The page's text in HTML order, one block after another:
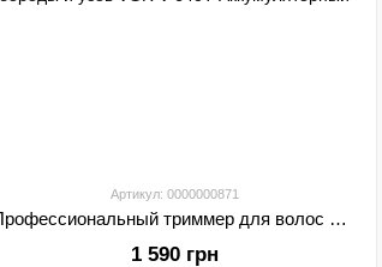
Артикул: 0000000871
Профессиональный триммер для волос бороды и усов VGR V-640T Аккумуляторный
1 590 грн